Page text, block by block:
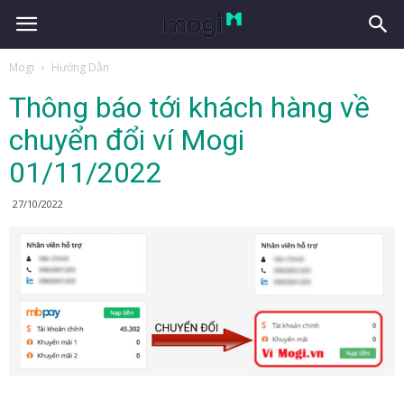
Mogi Hướng Dẫn
Thông báo tới khách hàng về
chuyển đổi ví Mogi
01/11/2022
27/10/2022